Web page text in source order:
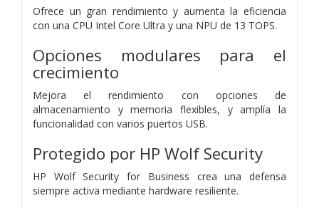
Ofrece un gran rendimiento y aumenta la eficiencia
con una CPU Intel Core Ultra y una NPU de 13 TOPS.
Opciones modulares para el
crecimiento
Mejora el rendimiento con opciones de
almacenamiento y memoria flexibles, y amplía la
funcionalidad con varios puertos USB.
Protegido por HP Wolf Security
HP Wolf Security for Business crea una defensa
siempre activa mediante hardware resiliente.